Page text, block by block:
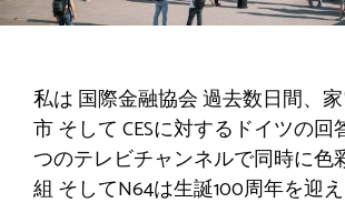
私は 国際金融協会過去数日間、
市そして CESに対するドイツの回
つのテレビチャンネルで同時に色
組そしてN64は生誕100周年を迎え